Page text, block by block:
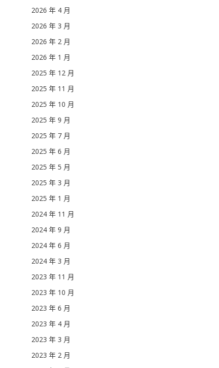
2026 年 4 月
2026 年 3 月
2026 年 2 月
2026 年 1 月
2025 年 12 月
2025 年 11 月
2025 年 10 月
2025 年 9 月
2025 年 7 月
2025 年 6 月
2025 年 5 月
2025 年 3 月
2025 年 1 月
2024 年 11 月
2024 年 9 月
2024 年 6 月
2024 年 3 月
2023 年 11 月
2023 年 10 月
2023 年 6 月
2023 年 4 月
2023 年 3 月
2023 年 2 月